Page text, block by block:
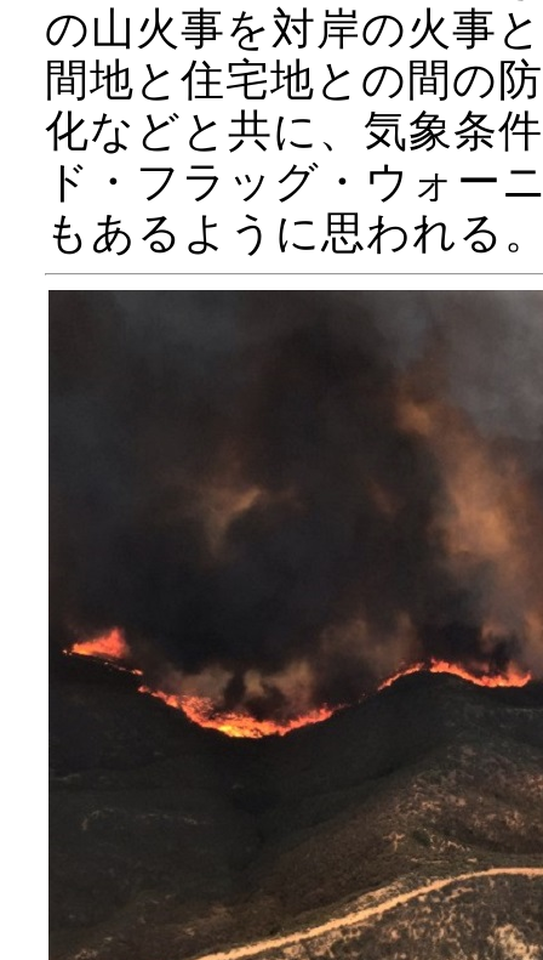
の山火事を対岸の火事
間地と住宅地との間の
化などと共に、気象条
ド・フラッグ・ウォー
もあるように思われる